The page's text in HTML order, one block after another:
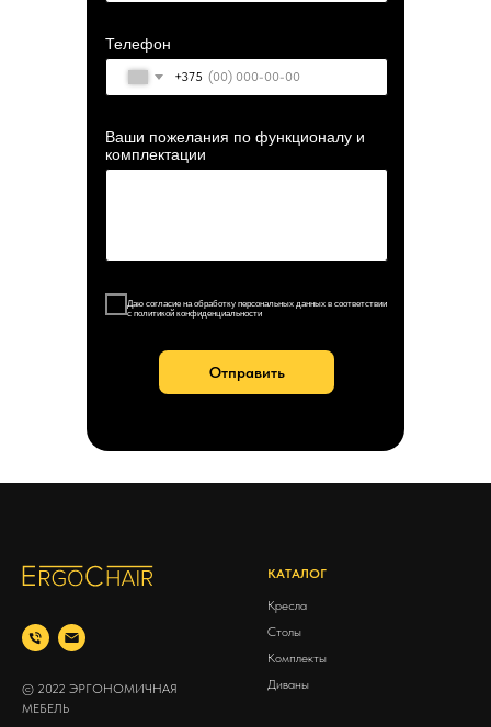
Телефон
+375
Ваши пожелания по функционалу и
комплектации
Даю согласие на обработку персональных данных в соответствии
с политикой конфиденциальности
Отправить
© 2022 ЭРГОНОМИЧНАЯ
МЕБЕЛЬ
КАТАЛОГ
Кресла
Столы
Комплекты
Диваны